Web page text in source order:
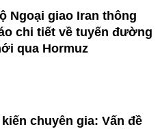
Ngoại giao Iran thông
chi tiết về tuyến đường
qua Hormuz
kiến chuyên gia: Vấn đề